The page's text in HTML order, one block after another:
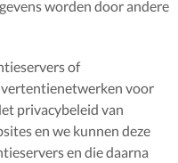
worden door andere
of
voor
privacybeleid van
en we kunnen deze
en die daarna